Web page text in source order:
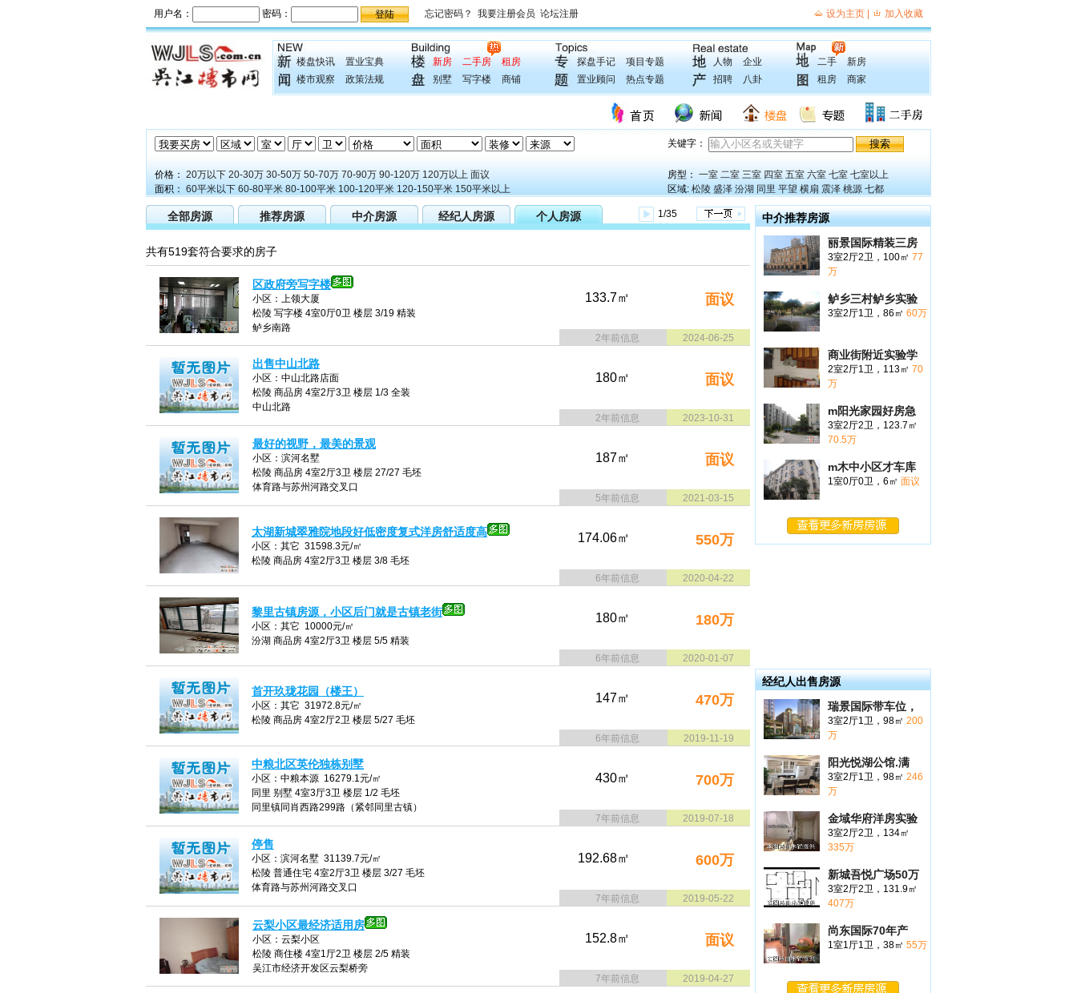
楼盘快讯
置业宝典
楼市观察
政策法规
新房 二手房
租房
别墅
写字楼 商铺
探盘手记
项目专题
置业顾问
热点专题
人物
企业
招聘
八卦
二手
新房
租房
商家
关键字：
价格： 20万以下 20-30万 30-50万 50-70万 70-90万 90-120万 120万以上 面议
面积： 60平米以下 60-80平米 80-100平米 100-120平米 120-150平米 150平米以上
房型： 一室 二室 三室 四室 五室 六室 七室 七室以上
区域: 松陵 盛泽 汾湖 同里 平望 横扇 震泽 桃源 七都
全部房源 推荐房源 中介房源 经纪人房源 个人房源 1/35
共有519套符合要求的房子
区政府旁写字楼
小区：上领大厦
松陵 写字楼 4室0厅0卫 楼层 3/19 精装
鲈乡南路
133.7㎡ 面议
2年前信息 2024-06-25
出售中山北路
小区：中山北路店面
松陵 商品房 4室2厅3卫 楼层 1/3 全装
中山北路
180㎡ 面议
2年前信息 2023-10-31
最好的视野，最美的景观
小区：滨河名墅
松陵 商品房 4室2厅3卫 楼层 27/27 毛坯
体育路与苏州河路交叉口
187㎡ 面议
5年前信息 2021-03-15
太湖新城翠雅院地段好低密度复式洋房舒适度高
小区：其它 31598.3元/㎡
松陵 商品房 4室2厅3卫 楼层 3/8 毛坯
174.06㎡ 550万
6年前信息 2020-04-22
黎里古镇房源，小区后门就是古镇老街
小区：其它 10000元/㎡
汾湖 商品房 4室2厅3卫 楼层 5/5 精装
180㎡ 180万
6年前信息 2020-01-07
首开玖珑花园（楼王）
小区：其它 31972.8元/㎡
松陵 商品房 4室2厅2卫 楼层 5/27 毛坯
147㎡ 470万
6年前信息 2019-11-19
中粮北区英伦独栋别墅
小区：中粮本源 16279.1元/㎡
同里 别墅 4室3厅3卫 楼层 1/2 毛坯
同里镇同肖西路299路（紧邻同里古镇）
430㎡ 700万
7年前信息 2019-07-18
停售
小区：滨河名墅 31139.7元/㎡
松陵 普通住宅 4室2厅3卫 楼层 3/27 毛坯
体育路与苏州河路交叉口
192.68㎡ 600万
7年前信息 2019-05-22
云梨小区最经济适用房
小区：云梨小区
松陵 商住楼 4室1厅2卫 楼层 2/5 精装
吴江市经济开发区云梨桥旁
152.8㎡ 面议
7年前信息 2019-04-27
中介推荐房源
丽景国际精装三房
3室2厅2卫，100㎡ 77
万
鲈乡三村鲈乡实验
3室2厅1卫，86㎡ 60万
商业街附近实验学
2室2厅1卫，113㎡ 70
万
m阳光家园好房急
3室2厅2卫，123.7㎡
70.5万
m木中小区才车库
1室0厅0卫，6㎡ 面议
经纪人出售房源
瑞景国际带车位，
3室2厅1卫，98㎡ 200
万
阳光悦湖公馆.满
3室2厅1卫，98㎡ 246
万
金域华府洋房实验
3室2厅2卫，134㎡
335万
新城吾悦广场50万
3室2厅2卫，131.9㎡
407万
尚东国际70年产
1室1厅1卫，38㎡ 55万
公司：吴江市安居房产经纪有限公司
地址：油车路145号泸乡二村北大门东
电话：0512-63090090
公司：新一佳房产
地址：吴江市松陵镇油车路662号
电话：0512-63467066
公司：太湖房产中介